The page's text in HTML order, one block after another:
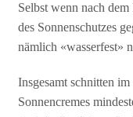
Selbst wenn nach
des Sonnenschutzes
nämlich «wasserfest»
Insgesamt schnitten
Sonnencremes